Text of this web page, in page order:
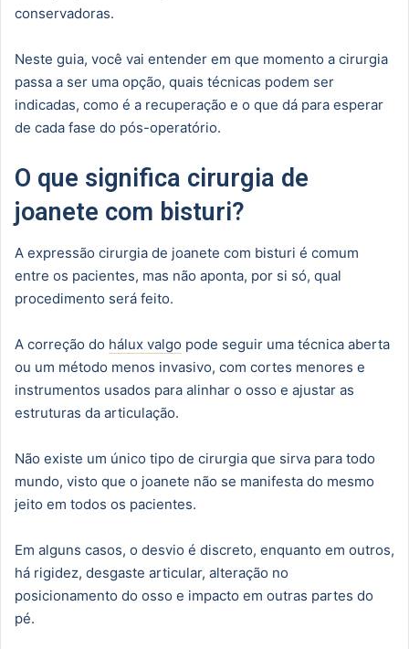
conservadoras.
Neste guia, você vai entender em que momento a cirurgia
passa a ser uma opção, quais técnicas podem ser
indicadas, como é a recuperação e o que dá para esperar
de cada fase do pós-operatório.
O que significa cirurgia de
joanete com bisturi?
A expressão cirurgia de joanete com bisturi é comum
entre os pacientes, mas não aponta, por si só, qual
procedimento será feito.
A correção do hálux valgo pode seguir uma técnica aberta
ou um método menos invasivo, com cortes menores e
instrumentos usados para alinhar o osso e ajustar as
estruturas da articulação.
Não existe um único tipo de cirurgia que sirva para todo
mundo, visto que o joanete não se manifesta do mesmo
jeito em todos os pacientes.
Em alguns casos, o desvio é discreto, enquanto em outros,
há rigidez, desgaste articular, alteração no
posicionamento do osso e impacto em outras partes do
pé.